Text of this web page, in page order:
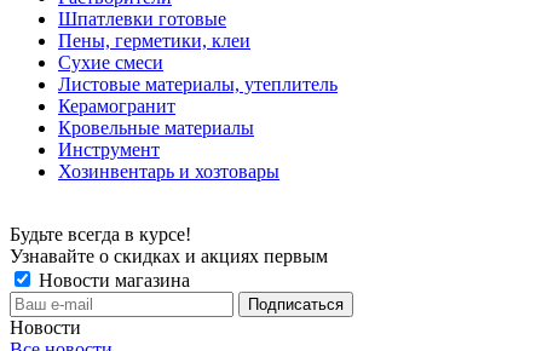
Шпатлевки готовые
Пены, герметики, клеи
Сухие смеси
Листовые материалы, утеплитель
Керамогранит
Кровельные материалы
Инструмент
Хозинвентарь и хозтовары
Будьте всегда в курсе!
Узнавайте о скидках и акциях первым
Новости магазина
Новости